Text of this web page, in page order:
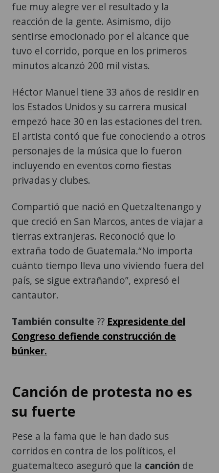
fue muy alegre ver el resultado y la
reacción de la gente. Asimismo, dijo
sentirse emocionado por el alcance que
tuvo el corrido, porque en los primeros
minutos alcanzó 200 mil vistas.
Héctor Manuel tiene 33 años de residir en
los Estados Unidos y su carrera musical
empezó hace 30 en las estaciones del tren.
El artista contó que fue conociendo a otros
personajes de la música que lo fueron
incluyendo en eventos como fiestas
privadas y clubes.
Compartió que nació en Quetzaltenango y
que creció en San Marcos, antes de viajar a
tierras extranjeras. Reconoció que lo
extraña todo de Guatemala.“No importa
cuánto tiempo lleva uno viviendo fuera del
país, se sigue extrañando”, expresó el
cantautor.
También consulte ?? Expresidente del
Congreso defiende construcción de
búnker.
Canción de protesta no es
su fuerte
Pese a la fama que le han dado sus
corridos en contra de los políticos, el
guatemalteco aseguró que la canción de